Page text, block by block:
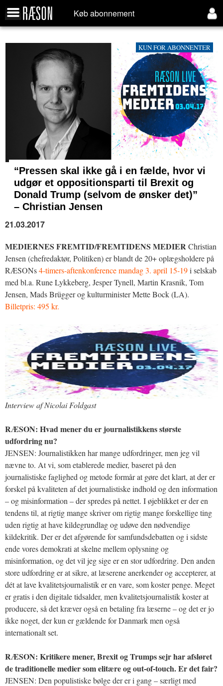
Køb abonnement
KUN FOR ABONNENTER
“Pressen skal ikke gå i en fælde, hvor vi
udgør et oppositionsparti til Brexit og
Donald Trump (selvom de ønsker det)”
– Christian Jensen
21.03.2017
MEDIERNES FREMTID/FREMTIDENS MEDIERChristian
Jensen (chefredaktør, Politiken) er blandt de 20+ oplægsholdere på
RÆSONs4-timers-aftenkonference mandag 3. april 15-19i selskab
med bl.a. Rune Lykkeberg, Jesper Tynell, Martin Krasnik, Tom
Jensen, Mads Brügger og kulturminister Mette Bock (LA).
Billetpris: 495 kr.
Interview af Nicolai Foldgast
RÆSON: Hvad mener du er journalistikkens største
udfordring nu?
JENSEN: Journalistikken har mange udfordringer, men jeg vil
nævne to. At vi, som etablerede medier, baseret på den
journalistiske faglighed og metode formår at gøre det klart, at der er
forskel på kvaliteten af det journalistiske indhold og den information
– og misinformation – der spredes på nettet. I øjeblikket er der en
tendens til, at rigtig mange skriver om rigtig mange forskellige ting
uden rigtig at have kildegrundlag og udøve den nødvendige
kildekritik. Der er det afgørende for samfundsdebatten og i sidste
ende vores demokrati at skelne mellem oplysning og
misinformation, og det vil jeg sige er en stor udfordring. Den anden
store udfordring er at sikre, at læserene anerkender og accepterer, at
dét at lave kvalitetsjournalistik er en vare, som koster penge. Meget
er gratis i den digitale tidsalder, men kvalitetsjournalistik koster at
producere, så det kræver også en betaling fra læserne – og det er jo
ikke noget, der kun er gældende for Danmark men også
internationalt set.
RÆSON: Kritikere mener, Brexit og Trumps sejr har afsløret
de traditionelle medier som elitære og out-of-touch. Er det fair?
JENSEN: Den populistiske bølge der er i gang – særligt med